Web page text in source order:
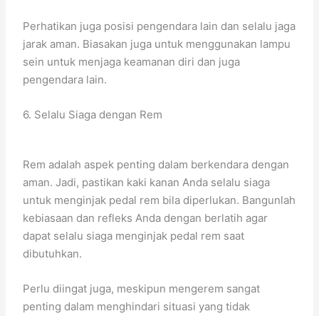
Perhatikan juga posisi pengendara lain dan selalu jaga
jarak aman. Biasakan juga untuk menggunakan lampu
sein untuk menjaga keamanan diri dan juga
pengendara lain.
6. Selalu Siaga dengan Rem
Rem adalah aspek penting dalam berkendara dengan
aman. Jadi, pastikan kaki kanan Anda selalu siaga
untuk menginjak pedal rem bila diperlukan. Bangunlah
kebiasaan dan refleks Anda dengan berlatih agar
dapat selalu siaga menginjak pedal rem saat
dibutuhkan.
Perlu diingat juga, meskipun mengerem sangat
penting dalam menghindari situasi yang tidak